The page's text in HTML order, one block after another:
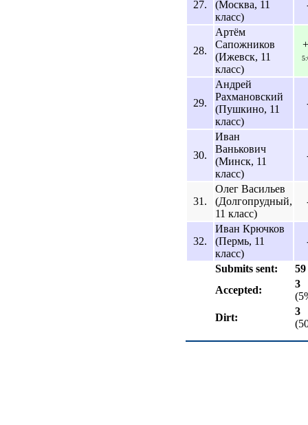
27.
(Москва, 11
класс)
28.
Артём
Сапожников
(Ижевск, 11
класс)
29.
Андрей
Рахмановский
(Пушкино, 11
класс)
30.
Иван
Ванькович
(Минск, 11
класс)
31.
Олег Васильев
(Долгопрудный,
11 класс)
32.
Иван Крючков
(Пермь, 11
класс)
Submits sent:
59
Accepted:
3
Dirt:
3